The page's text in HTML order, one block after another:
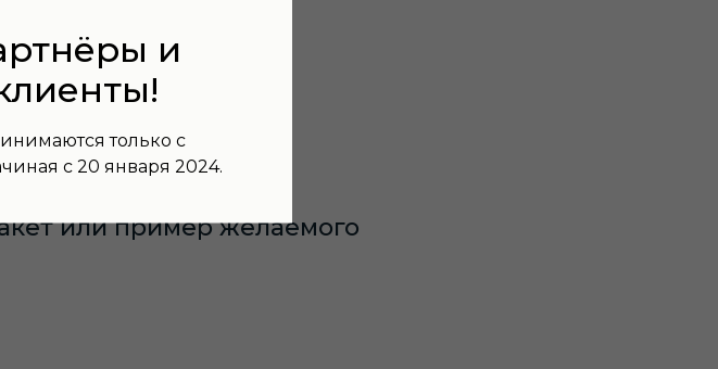
и
только с
с 20 января 2024.
работать?
или пример желаемого